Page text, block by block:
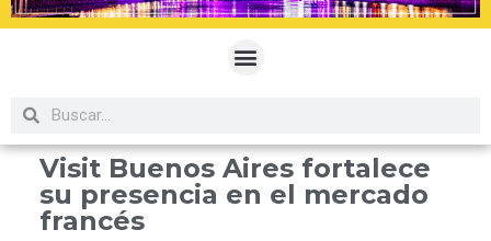
Visit Buenos Aires fortalece
su presencia en el mercado
francés